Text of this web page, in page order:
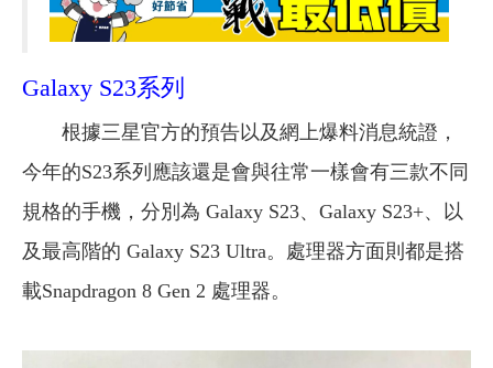
Galaxy S23系列
根據三星官方的預告以及網上爆料消息統證，
今年的S23系列應該還是會與往常一樣會有三款不同
規格的手機，分別為 Galaxy S23、Galaxy S23+、以
及最高階的 Galaxy S23 Ultra。處理器方面則都是搭
載Snapdragon 8 Gen 2 處理器。